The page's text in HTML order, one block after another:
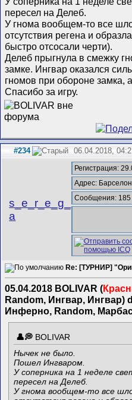
пересел на Делеб.
У гнома вообщем-то все
отсутствия регена и
быстро отсосали черти).
Делеб прыгнула в смежку
замке. Ингвар оказался
гномов при обороне замка,
Спасибо за игру.
#234 06.04.2018,
s_e_r_e_g_
a
Регистрация:
Адрес:
Сообщения: 185
Re: [ТУРНИР]
05.04.2018 BOLIVAR (
Random, Ингвар, Ингвар)
Инферно, Random,
BOLIVAR
Нычек не было.
Пошел Ингваром.
У соперника на 1 неделе
пересел на Делеб.
У гнома вообщем-то все